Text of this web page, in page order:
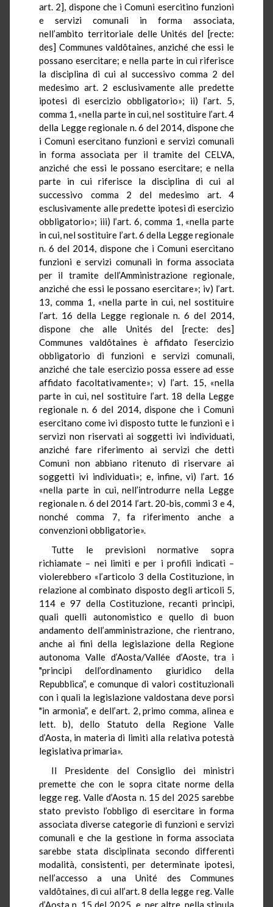
art. 2], dispone che i Comuni esercitino funzioni
e servizi comunali in forma associata,
nell’ambito territoriale delle Unités del [recte:
des] Communes valdôtaines, anziché che essi le
possano esercitare; e nella parte in cui riferisce
la disciplina di cui al successivo comma 2 del
medesimo art. 2 esclusivamente alle predette
ipotesi di esercizio obbligatorio»; ii) l’art. 5,
comma 1, «nella parte in cui, nel sostituire l’art. 4
della Legge regionale n. 6 del 2014, dispone che
i Comuni esercitano funzioni e servizi comunali
in forma associata per il tramite del CELVA,
anziché che essi le possano esercitare; e nella
parte in cui riferisce la disciplina di cui al
successivo comma 2 del medesimo art. 4
esclusivamente alle predette ipotesi di esercizio
obbligatorio»; iii) l’art. 6, comma 1, «nella parte
in cui, nel sostituire l’art. 6 della Legge regionale
n. 6 del 2014, dispone che i Comuni esercitano
funzioni e servizi comunali in forma associata
per il tramite dell’Amministrazione regionale,
anziché che essi le possano esercitare»; iv) l’art.
13, comma 1, «nella parte in cui, nel sostituire
l’art. 16 della Legge regionale n. 6 del 2014,
dispone che alle Unités del [recte: des]
Communes valdôtaines è affidato l’esercizio
obbligatorio di funzioni e servizi comunali,
anziché che tale esercizio possa essere ad esse
affidato facoltativamente»; v) l’art. 15, «nella
parte in cui, nel sostituire l’art. 18 della Legge
regionale n. 6 del 2014, dispone che i Comuni
esercitano come ivi disposto tutte le funzioni e i
servizi non riservati ai soggetti ivi individuati,
anziché fare riferimento ai servizi che detti
Comuni non abbiano ritenuto di riservare ai
soggetti ivi individuati»; e, infine, vi) l’art. 16
«nella parte in cui, nell’introdurre nella Legge
regionale n. 6 del 2014 l’art. 20-bis, commi 3 e 4,
nonché comma 7, fa riferimento anche a
convenzioni obbligatorie».
Tutte le previsioni normative sopra
richiamate – nei limiti e per i profili indicati –
violerebbero «l’articolo 3 della Costituzione, in
relazione al combinato disposto degli articoli 5,
114 e 97 della Costituzione, recanti principi,
quali quelli autonomistico e quello di buon
andamento dell’amministrazione, che rientrano,
anche ai fini della legislazione della Regione
autonoma Valle d’Aosta/Vallée d’Aoste, tra i
"principi dell’ordinamento giuridico della
Repubblica”, e comunque di valori costituzionali
con i quali la legislazione valdostana deve porsi
"in armonia”, e dell’art. 2, primo comma, alinea e
lett. b), dello Statuto della Regione Valle
d’Aosta, in materia di limiti alla relativa potestà
legislativa primaria».
Il Presidente del Consiglio dei ministri
premette che con le sopra citate norme della
legge reg. Valle d’Aosta n. 15 del 2025 sarebbe
stato previsto l’obbligo di esercitare in forma
associata diverse categorie di funzioni e servizi
comunali e che la gestione in forma associata
sarebbe stata disciplinata secondo differenti
modalità, consistenti, per determinate ipotesi,
nell’accesso a una Unité des Communes
valdôtaines, di cui all’art. 8 della legge reg. Valle
d’Aosta n. 15 del 2025, e, per altre, nella stipula